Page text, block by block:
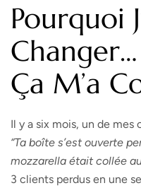
Pourquoi
Ça M’a
Il y a six mois, un de mes
“Ta boîte s’est ouverte
mozzarella était collée
3 clients perdus en une